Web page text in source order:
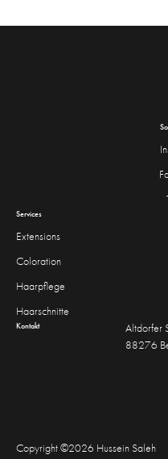
Kontakt
Altdorfer
88276
Services
Extensions
Coloration
Haarpflege
Haarschnitte
Copyright ©2026 Hussein Saleh